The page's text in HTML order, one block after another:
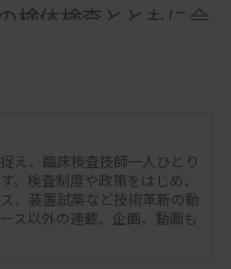
検体検査とともに会
プションとして唾液
討を始めたことがき
患と歯周疾患との関
高く、歯周病と生活
え、臨床検査技師一人ひとり
。検査制度や政策をはじめ、
、装置試薬など技術革新の動
ス以外の連載、企画、動画も